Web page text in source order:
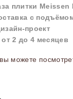
плитки Meissen
с
проект
от 2 до 4 месяцев
можете